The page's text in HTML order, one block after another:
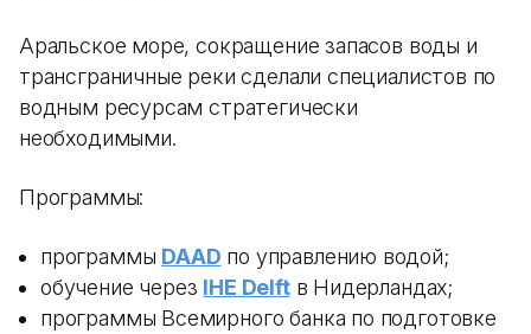
Аральское море, сокращение запасов воды и
трансграничные реки сделали специалистов по
водным ресурсам стратегически
необходимыми.
Программы:
программы DAAD по управлению водой;
обучение через IHE Delftв Нидерландах;
программы Всемирного банка по подготовке